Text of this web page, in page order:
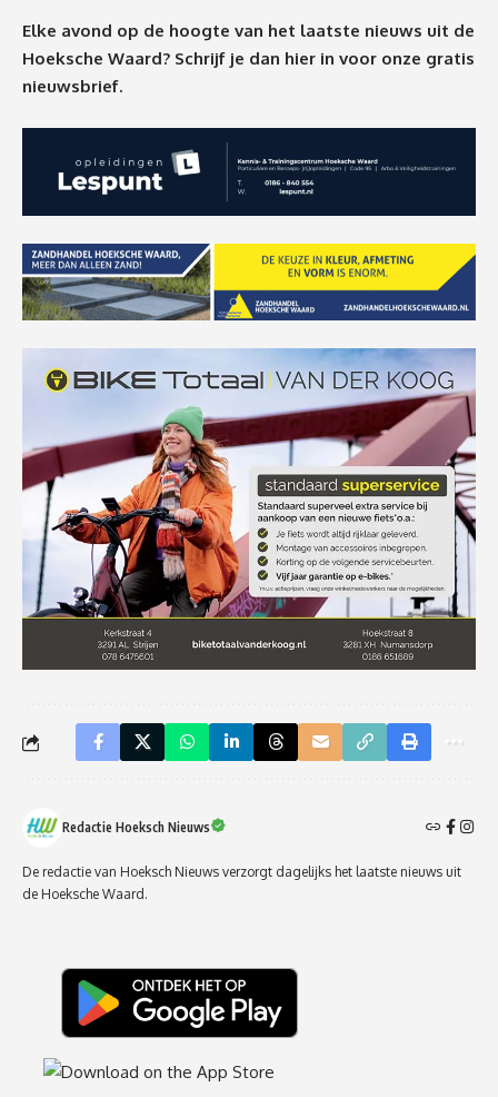
Elke avond op de hoogte van het laatste nieuws uit de
Hoeksche Waard? Schrijf je dan hier in voor onze gratis
nieuwsbrief.
Redactie Hoeksch Nieuws
De redactie van Hoeksch Nieuws verzorgt dagelijks het laatste nieuws uit
de Hoeksche Waard.